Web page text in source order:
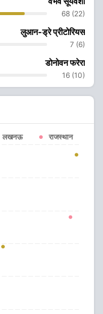
68 (22)
लुआन-ड्रे प्रीटोरियस
7 (6)
डोनोवन फरेरा
16 (10)
लखनऊ राजस्थान